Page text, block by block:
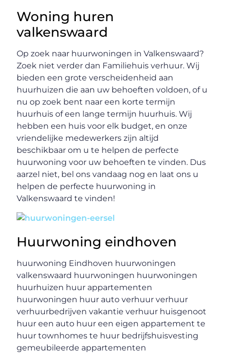
Woning huren
valkenswaard
Op zoek naar huurwoningen in Valkenswaard?
Zoek niet verder dan Familiehuis verhuur. Wij
bieden een grote verscheidenheid aan
huurhuizen die aan uw behoeften voldoen, of u
nu op zoek bent naar een korte termijn
huurhuis of een lange termijn huurhuis. Wij
hebben een huis voor elk budget, en onze
vriendelijke medewerkers zijn altijd
beschikbaar om u te helpen de perfecte
huurwoning voor uw behoeften te vinden. Dus
aarzel niet, bel ons vandaag nog en laat ons u
helpen de perfecte huurwoning in
Valkenswaard te vinden!
Huurwoning eindhoven
huurwoning Eindhoven huurwoningen
valkenswaard huurwoningen huurwoningen
huurhuizen huur appartementen
huurwoningen huur auto verhuur verhuur
verhuurbedrijven vakantie verhuur huisgenoot
huur een auto huur een eigen appartement te
huur townhomes te huur bedrijfshuisvesting
gemeubileerde appartementen